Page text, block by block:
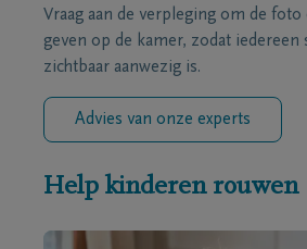
Vraag aan de verpleging om de foto
geven op de kamer, zodat iedereen
zichtbaar aanwezig is.
Advies van onze experts
Help kinderen rouwen